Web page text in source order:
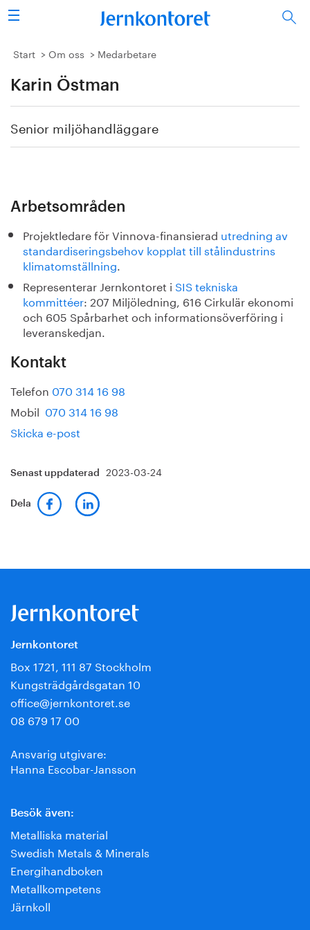
Sök
Stålindustrin
Vision 2050
Forskning/utbildning
Bildbank
Om oss
Start Om oss Medarbetare
Karin Östman
Senior miljöhandläggare
Arbetsområden
Projektledare för Vinnova-finansierad utredning av
standardiseringsbehov kopplat till stålindustrins
klimatomställning.
Representerar Jernkontoret i SIS tekniska
kommittéer: 207 Miljöledning, 616 Cirkulär ekonomi
och 605 Spårbarhet och informationsöverföring i
leveranskedjan.
Kontakt
Telefon 070 314 16 98
Mobil 070 314 16 98
Skicka e-post
Senast uppdaterad 2023-03-24
Dela
Jernkontoret
Box 1721, 111 87 Stockholm
Kungsträdgårdsgatan 10
office@jernkontoret.se
08 679 17 00
Ansvarig utgivare:
Hanna Escobar-Jansson
Besök även:
Metalliska material
Swedish Metals & Minerals
Energihandboken
Metallkompetens
Järnkoll